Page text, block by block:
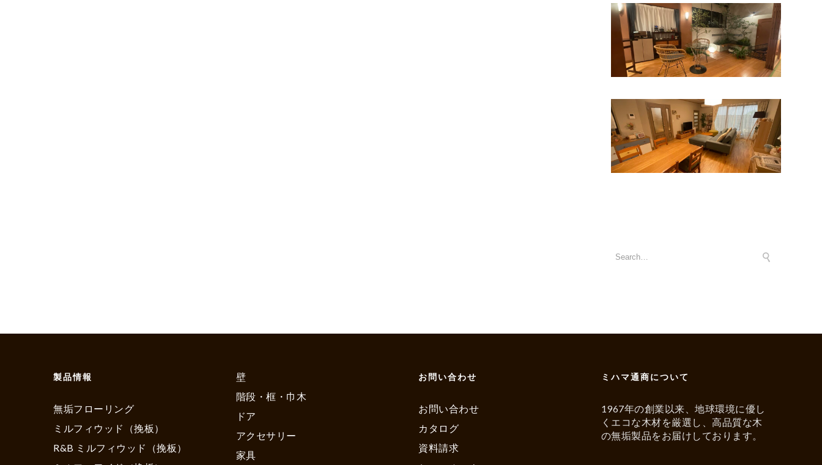
製品情報
無垢フローリング
ミルフィウッド（挽板）
R&B ミルフィウッド（挽板）
壁
階段・框・巾木
ドア
アクセサリー
家具
お問い合わせ
お問い合わせ
カタログ
資料請求
ミハマ通商について
1967年の創業以来、地球環境に優し
くエコな木材を厳選し、高品質な木
の無垢製品をお届けしております。